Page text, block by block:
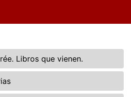
Libros que vienen.